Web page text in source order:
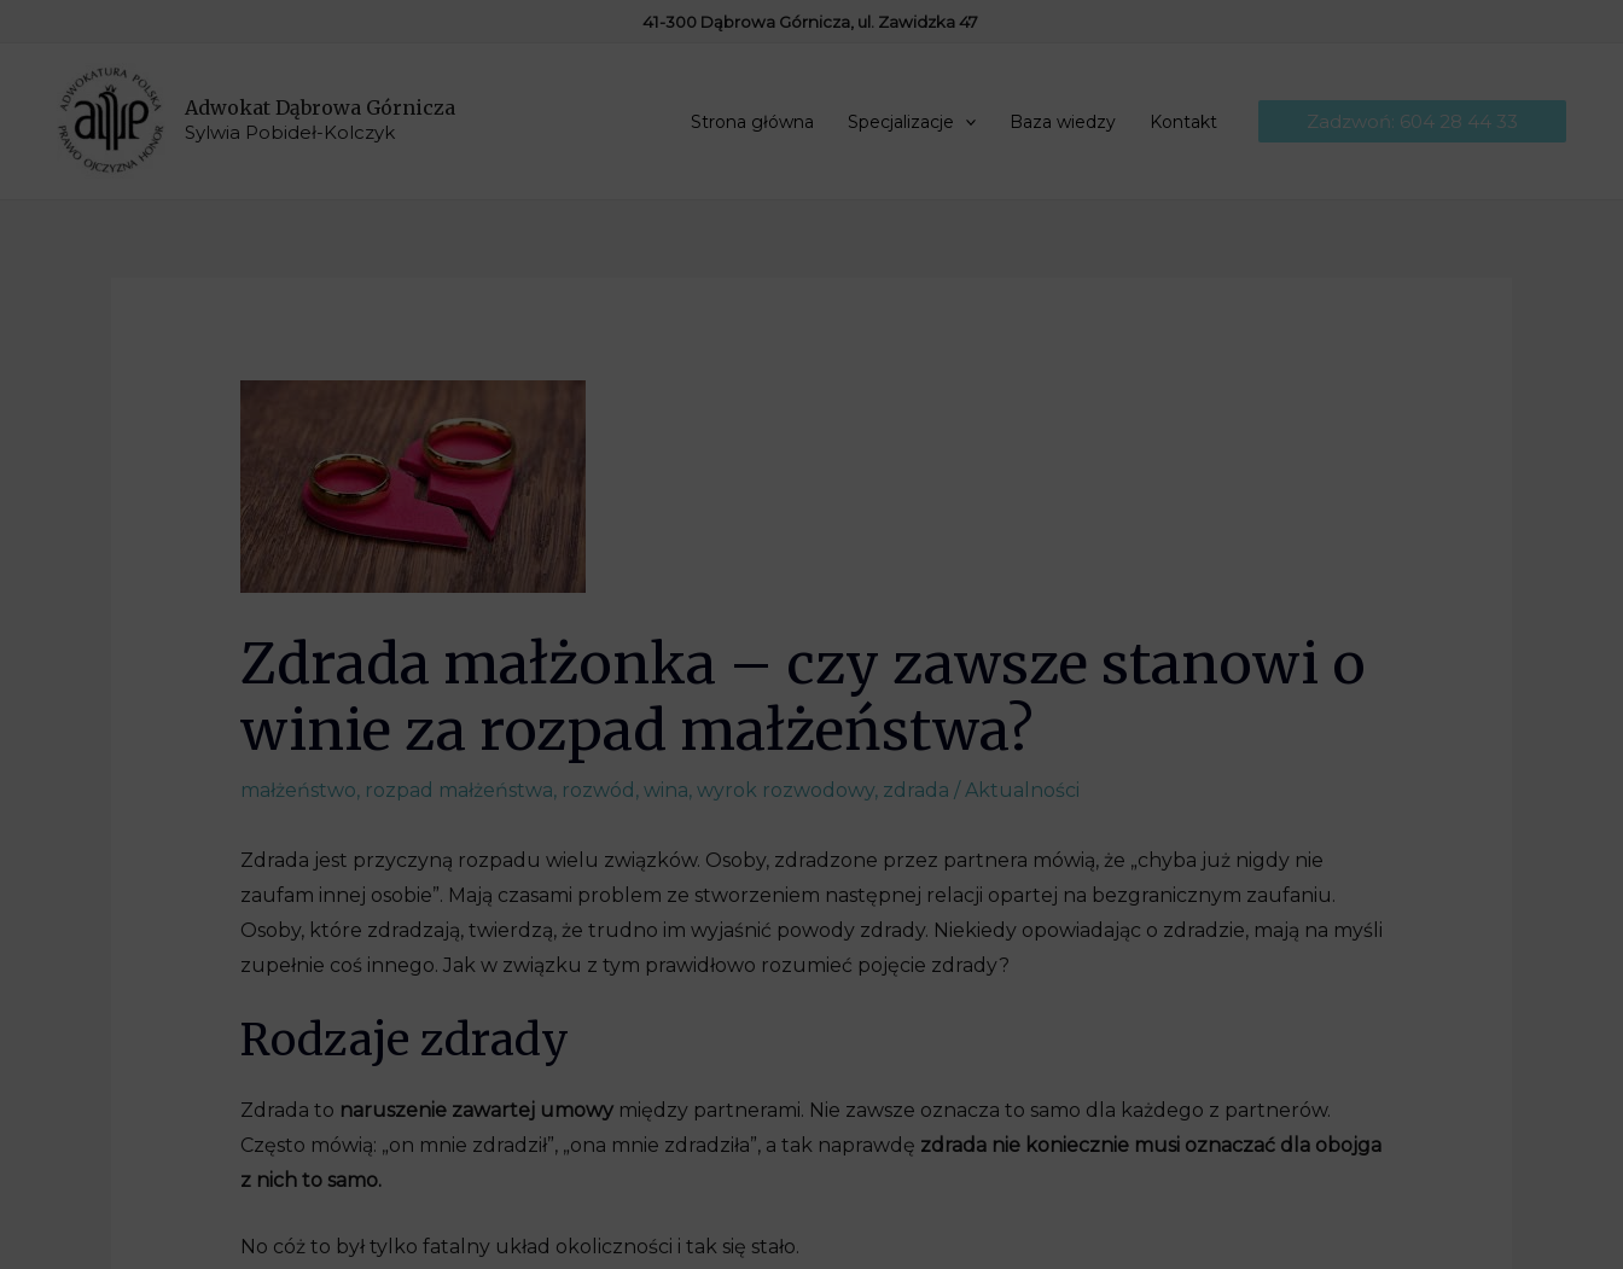
41-300 Dąbrowa Górnicza, ul. Zawidzka 47
Adwokat Dąbrowa Górnicza
Sylwia Pobideł-Kolczyk Strona główna Specjalizacje Baza wiedzy Kontakt Zadzwoń: 604 28 44 33
Zdrada małżonka – czy zawsze stanowi o
winie za rozpad małżeństwa?
małżeństwo, rozpad małżeństwa, rozwód , wina, wyrok rozwodowy, zdrada / Aktualności
Zdrada jest przyczyną rozpadu wielu związków. Osoby, zdradzone przez partnera mówią, że „chyba już nigdy nie
zaufam innej osobie”. Mają czasami problem ze stworzeniem następnej relacji opartej na bezgranicznym zaufaniu.
Osoby, które zdradzają, twierdzą, że trudno im wyjaśnić powody zdrady. Niekiedy opowiadając o zdradzie, mają na myśli
zupełnie coś innego. Jak w związku z tym prawidłowo rozumieć pojęcie zdrady?
Rodzaje zdrady
Zdrada to naruszenie zawartej umowymiędzy partnerami. Nie zawsze oznacza to samo dla każdego z partnerów.
Często mówią: „on mnie zdradził”, „ona mnie zdradziła”, a tak naprawdę zdrada nie koniecznie musi oznaczać dla obojga
z nich to samo.
No cóż to był tylko fatalny układ okoliczności i tak się stało.